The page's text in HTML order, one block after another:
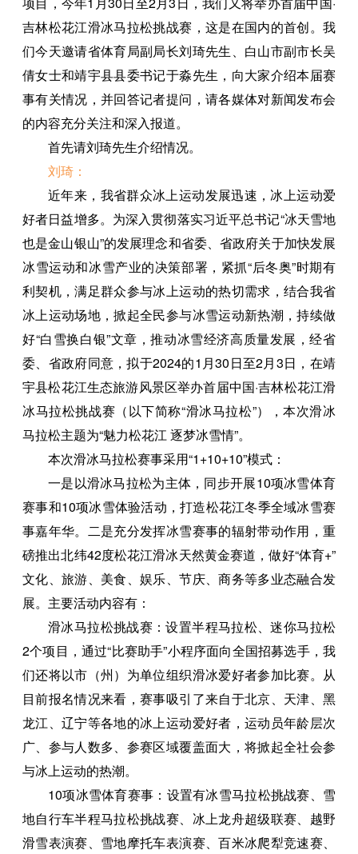
吉林松花江滑冰马拉松挑战赛，这是在国内的首创。我
们今天邀请省体育局副局长刘琦先生、白山市副市长吴
倩女士和靖宇县县委书记于淼先生，向大家介绍本届赛
事有关情况，并回答记者提问，请各媒体对新闻发布会
的内容充分关注和深入报道。
首先请刘琦先生介绍情况。
刘琦：
近年来，我省群众冰上运动发展迅速，冰上运动爱
好者日益增多。为深入贯彻落实习近平总书记“冰天雪地
也是金山银山”的发展理念和省委、省政府关于加快发展
冰雪运动和冰雪产业的决策部署，紧抓“后冬奥”时期有
利契机，满足群众参与冰上运动的热切需求，结合我省
冰上运动场地，掀起全民参与冰雪运动新热潮，持续做
好“白雪换白银”文章，推动冰雪经济高质量发展，经省
委、省政府同意，拟于2024的1月30日至2月3日，在靖
宇县松花江生态旅游风景区举办首届中国·吉林松花江滑
冰马拉松挑战赛（以下简称“滑冰马拉松”），本次滑冰
马拉松主题为“魅力松花江 逐梦冰雪情”。
本次滑冰马拉松赛事采用“1+10+10”模式：
一是以滑冰马拉松为主体，同步开展10项冰雪体育
赛事和10项冰雪体验活动，打造松花江冬季全域冰雪赛
事嘉年华。二是充分发挥冰雪赛事的辐射带动作用，重
磅推出北纬42度松花江滑冰天然黄金赛道，做好“体育+”
文化、旅游、美食、娱乐、节庆、商务等多业态融合发
展。主要活动内容有：
滑冰马拉松挑战赛：设置半程马拉松、迷你马拉松
2个项目，通过“比赛助手”小程序面向全国招募选手，我
们还将以市（州）为单位组织滑冰爱好者参加比赛。从
目前报名情况来看，赛事吸引了来自于北京、天津、黑
龙江、辽宁等各地的冰上运动爱好者，运动员年龄层次
广、参与人数多、参赛区域覆盖面大，将掀起全社会参
与冰上运动的热潮。
10项冰雪体育赛事：设置有冰雪马拉松挑战赛、雪
地自行车半程马拉松挑战赛、冰上龙舟超级联赛、越野
滑雪表演赛、雪地摩托车表演赛、百米冰爬犁竞速赛、